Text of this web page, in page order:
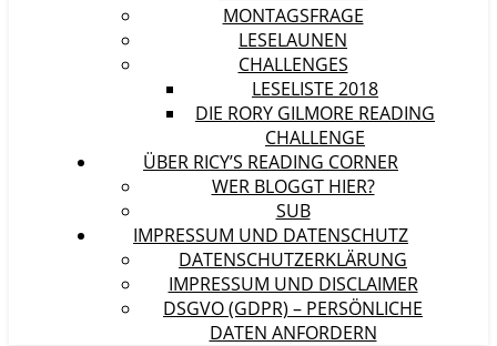
MONTAGSFRAGE
LESELAUNEN
CHALLENGES
LESELISTE 2018
DIE RORY GILMORE READING
CHALLENGE
ÜBER RICY’S READING CORNER
WER BLOGGT HIER?
SUB
IMPRESSUM UND DATENSCHUTZ
DATENSCHUTZERKLÄRUNG
IMPRESSUM UND DISCLAIMER
DSGVO (GDPR) – PERSÖNLICHE
DATEN ANFORDERN